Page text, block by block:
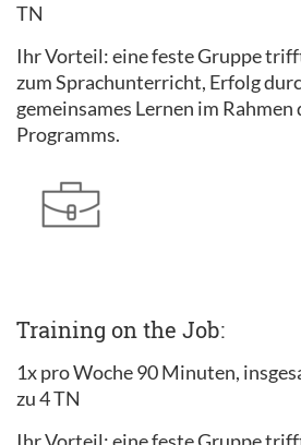
TN
Ihr Vorteil: eine feste Gruppe
zum Sprachunterricht, Erfolg
gemeinsames Lernen im
Programms.
Training on the Job:
1x pro Woche 90 Minuten,
zu 4 TN